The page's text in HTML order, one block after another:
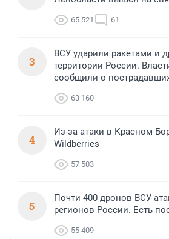
65 521 61
3
ВСУ ударили ракетами и
территории России.
сообщили о
63 160
4
Из-за атаки в Красном
Wildberries
57 503
5
Почти 400 дронов ВСУ
регионов России. Есть
55 409